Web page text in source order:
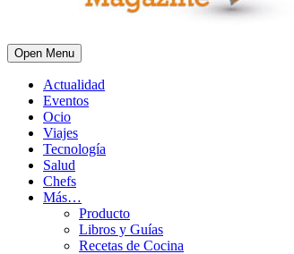
Open Menu
Actualidad
Eventos
Ocio
Viajes
Tecnología
Salud
Chefs
Más…
Producto
Libros y Guías
Recetas de Cocina